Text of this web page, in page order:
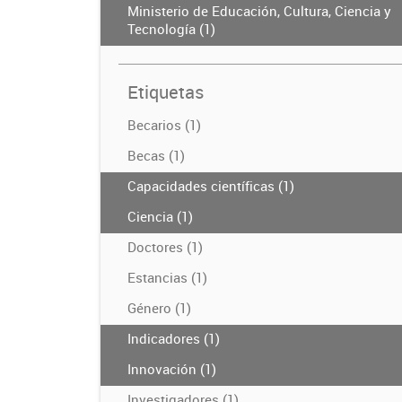
Ministerio de Educación, Cultura, Ciencia y
Tecnología (1)
Etiquetas
Becarios (1)
Becas (1)
Capacidades científicas (1)
Ciencia (1)
Doctores (1)
Estancias (1)
Género (1)
Indicadores (1)
Innovación (1)